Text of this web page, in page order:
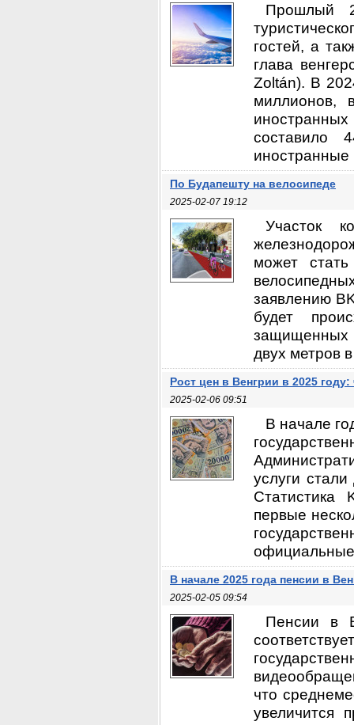
Прошлый
гостей, а
глава
Zoltán). В
миллионов,
составило
иностранные
По Будапешту на велосипеде
2025-02-07 19:12
Участок
может
заявлению
будет
защищенных
двух метров
Рост цен в Венгрии в 2025
2025-02-06 09:51
В начале
услуги
Статистика
первые
В начале 2025 года пенсии в
2025-02-05 09:54
Пенсии в
что
увеличится